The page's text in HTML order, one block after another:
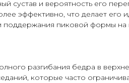
сустав и вероятность его
эффективно, что делает его
поддержания пиковой формы на
разгибания бедра в
которые часто